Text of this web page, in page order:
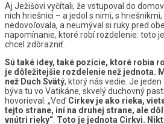
Aj Ježišovi vyčítali, že vstupoval do
nich hriešnici – a jedol s nimi, s
nedovoľovala, a neumýval si ruky pred
napomínanie, ktoré robí rozdelenie: toto
chcel zdôrazniť.
Sú také idey, také pozície, ktoré robia
je dôležitejšie rozdelenie než jednota.
než Duch Svätý, ktorý nás vedie. Je
býva tu vo Vatikáne, skvelý duchovný
hovorieval: „Veď Cirkev je ako rieka,
tejto strane, iní na druhej strane, ale
vnútri rieky“ Toto je jednota Cirkvi.